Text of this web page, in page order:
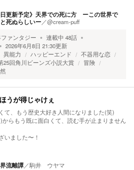
日更新予定》天界での死に方 ーこの世界で
死ぬらしいー／@cream-puff
ァンタジー 連載中 48話
2026年6月8日 21:30更新
異能力 ハッピーエンド
不器用な恋
25回角川ビーンズ小説大賞
冒険
うが得じゃけぇ
て、もう歴史大好き人間になりました(笑)
らもう既に面白くて、読む手が止まりません
いました〜！
流離譚／駒井 ウヤマ